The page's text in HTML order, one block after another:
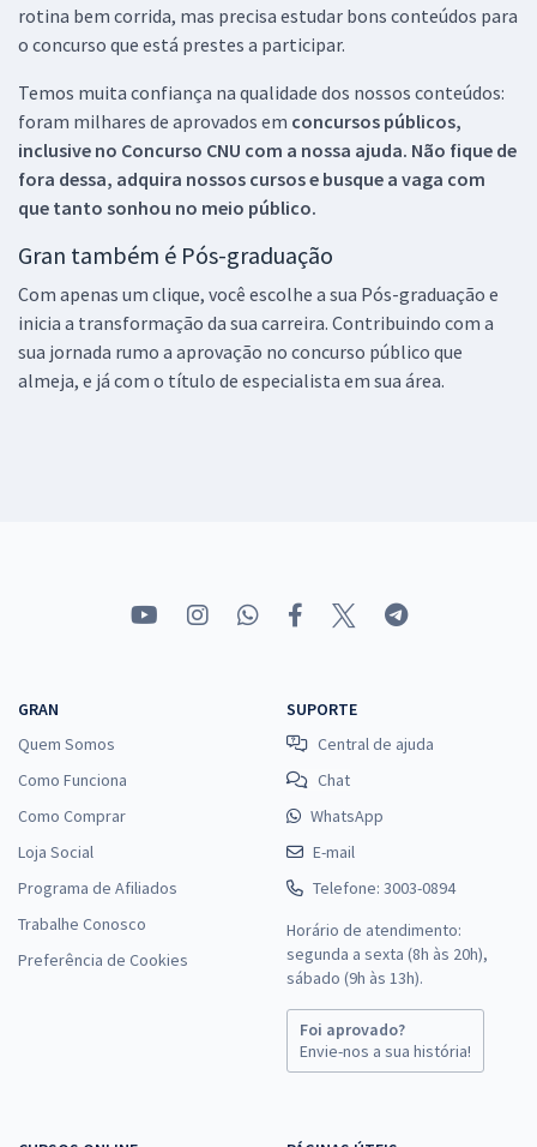
rotina bem corrida, mas precisa estudar bons conteúdos para
o concurso que está prestes a participar.
Temos muita confiança na qualidade dos nossos conteúdos:
foram milhares de aprovados em concursos públicos,
inclusive no Concurso CNU com a nossa ajuda. Não fique de
fora dessa, adquira nossos cursos e busque a vaga com
que tanto sonhou no meio público.
Gran também é Pós-graduação
Com apenas um clique, você escolhe a sua Pós-graduação e
inicia a transformação da sua carreira. Contribuindo com a
sua jornada rumo a aprovação no concurso público que
almeja, e já com o título de especialista em sua área.
GRAN
Quem Somos
Como Funciona
Como Comprar
Loja Social
Programa de Afiliados
Trabalhe Conosco
Preferência de Cookies
SUPORTE
Central de ajuda
Chat
WhatsApp
E-mail
Telefone: 3003-0894
Horário de atendimento:
segunda a sexta (8h às 20h),
sábado (9h às 13h).
Foi aprovado?
Envie-nos a sua história!